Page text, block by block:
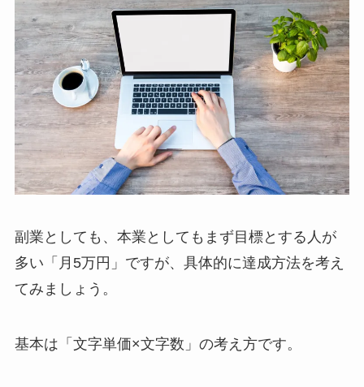
副業としても、本業としてもまず目標とする人が
多い「月5万円」ですが、具体的に達成方法を考え
てみましょう。
基本は「文字単価×文字数」の考え方です。